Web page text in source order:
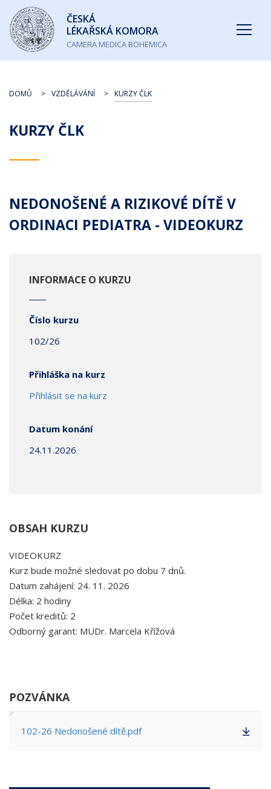
Česká
lékařská
komora
ČESKÁ
LÉKAŘSKÁ KOMORA
CAMERA MEDICA BOHEMICA
KURZY ČLK
DOMŮ VZDĚLÁVÁNÍ KURZY ČLK
NEDONOŠENÉ A RIZIKOVÉ DÍTĚ V
ORDINACI PEDIATRA - VIDEOKURZ
INFORMACE O KURZU
Číslo kurzu
102/26
Přihláška na kurz
Přihlásit se na kurz
Datum konání
24.11.2026
OBSAH KURZU
VIDEOKURZ
Kurz bude možné sledovat po dobu 7 dnů.
Datum zahájení: 24. 11. 2026
Délka: 2 hodiny
Počet kreditů: 2
Odborný garant: MUDr. Marcela Křížová
POZVÁNKA
102-26 Nedonošené dítě.pdf